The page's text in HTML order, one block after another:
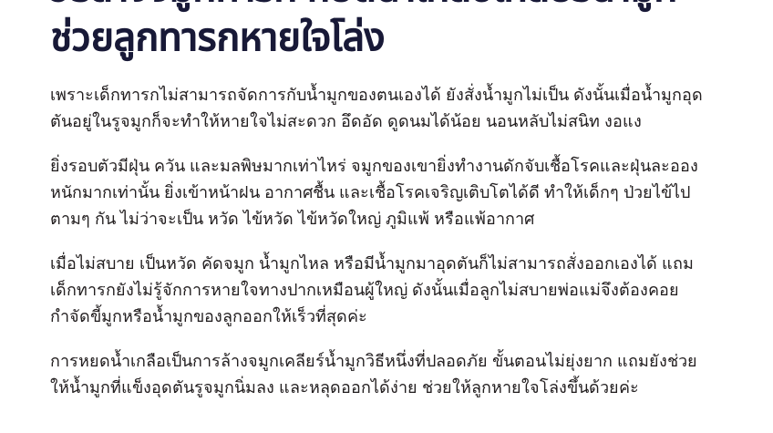
ช่วยลูกทารกหายใจโล่ง
เพราะเด็กทารกไม่สามารถจัดการกับน้ำมูกของตนเองได้ ยังสั่งน้ำมูกไม่เป็น ดังนั้นเมื่อน้ำมูกอุด
ตันอยู่ในรูจมูกก็จะทำให้หายใจไม่สะดวก อึดอัด ดูดนมได้น้อย นอนหลับไม่สนิท งอแง
ยิ่งรอบตัวมีฝุ่น ควัน และมลพิษมากเท่าไหร่ จมูกของเขายิ่งทำงานดักจับเชื้อโรคและฝุ่นละออง
หนักมากเท่านั้น ยิ่งเข้าหน้าฝน อากาศชื้น และเชื้อโรคเจริญเติบโตได้ดี ทำให้เด็กๆ ป่วยไข้ไป
ตามๆ กัน ไม่ว่าจะเป็น หวัด ไข้หวัด ไข้หวัดใหญ่ ภูมิแพ้ หรือแพ้อากาศ
เมื่อไม่สบาย เป็นหวัด คัดจมูก น้ำมูกไหล หรือมีน้ำมูกมาอุดตันก็ไม่สามารถสั่งออกเองได้ แถม
เด็กทารกยังไม่รู้จักการหายใจทางปากเหมือนผู้ใหญ่ ดังนั้นเมื่อลูกไม่สบายพ่อแม่จึงต้องคอย
กำจัดขี้มูกหรือน้ำมูกของลูกออกให้เร็วที่สุดค่ะ
การหยดน้ำเกลือเป็นการล้างจมูกเคลียร์น้ำมูกวิธีหนึ่งที่ปลอดภัย ขั้นตอนไม่ยุ่งยาก แถมยังช่วย
ให้น้ำมูกที่แข็งอุดตันรูจมูกนิ่มลง และหลุดออกได้ง่าย ช่วยให้ลูกหายใจโล่งขึ้นด้วยค่ะ